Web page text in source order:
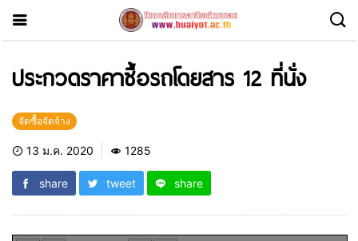
ประกวดราคาซื้อรถโดยสาร 12 ที่นั่ง
จัดซื้อจัดจ้าง
13 ม.ค. 2020 1285
share tweet share